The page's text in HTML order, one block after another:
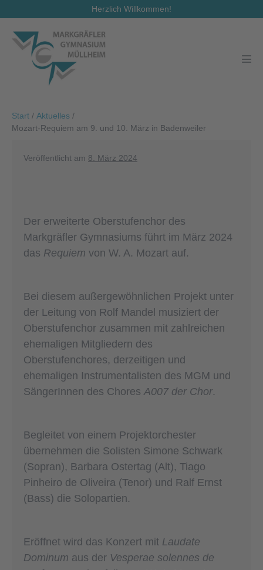
Inhalt
springen
Herzlich Willkommen!
Start / Aktuelles /
Mozart-Requiem am 9. und 10. März in Badenweiler
Veröffentlicht am 8. März 2024
Der erweiterte Oberstufenchor des
Markgräfler Gymnasiums führt im März 2024
das Requiem von W. A. Mozart auf.
Bei diesem außergewöhnlichen Projekt unter
der Leitung von Rolf Mandel musiziert der
Oberstufenchor zusammen mit zahlreichen
ehemaligen Mitgliedern des
Oberstufenchores, derzeitigen und
ehemaligen Instrumentalisten des MGM und
SängerInnen des ChoresA007 der Chor.
Begleitet von einem Projektorchester
übernehmen die Solisten Simone Schwark
(Sopran), Barbara Ostertag (Alt), Tiago
Pinheiro de Oliveira (Tenor) und Ralf Ernst
(Bass) die Solopartien.
Eröffnet wird das Konzert mit Laudate
Dominum aus der Vesperae solennes de